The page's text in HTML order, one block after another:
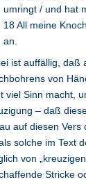
umringt / und hat
18 All meine
an.
ist auffällig, daß
von
viel Sinn macht,
– daß
auf diesen Vers
solche im Text
von
Stricke